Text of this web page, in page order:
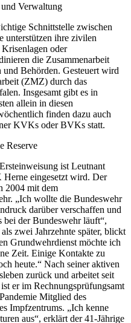
Verwaltung
Schnittstelle zwischen
unterstützen ihre zivilen
oder
die Zusammenarbeit
Behörden. Gesteuert wird
(ZMZ) durch das
Insgesamt gibt es in
allein in diesen
finden dazu auch
KVKs oder BVKs statt.
Reserve
ist Leutnant
eingesetzt wird. Der
2004 mit dem
„Ich wollte die Bundeswehr
darüber verschaffen und
bei der Bundeswehr läuft“,
zwei Jahrzehnte später, blickt
Grundwehrdienst möchte ich
Zeit. Einige Kontakte zu
heute.“ Nach seiner aktiven
zurück und arbeitet seit
er im Rechnungsprüfungsamt
Mitglied des
Impfzentrums. „Ich kenne
aus“, erklärt der 41-Jährige